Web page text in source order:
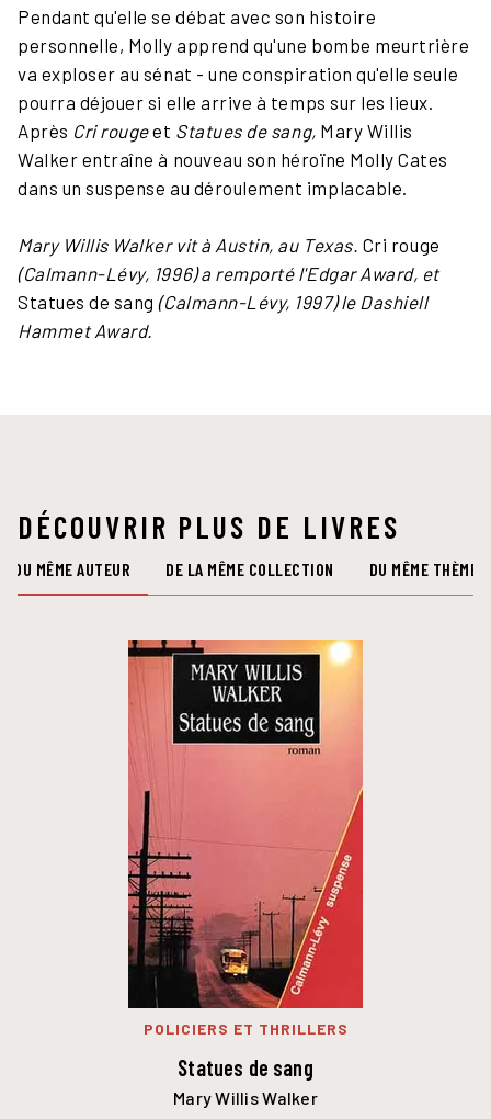
Pendant qu'elle se débat avec son histoire
personnelle, Molly apprend qu'une bombe meurtrière
va exploser au sénat - une conspiration qu'elle seule
pourra déjouer si elle arrive à temps sur les lieux.
Après Cri rougeet Statues de sang, Mary Willis
Walker entraîne à nouveau son héroïne Molly Cates
dans un suspense au déroulement implacable.
Mary Willis Walker vit à Austin, au Texas. Cri rouge
(Calmann-Lévy, 1996) a remporté l'Edgar Award, et
Statues de sang(Calmann-Lévy, 1997) le Dashiell
Hammet Award.
DÉCOUVRIR PLUS DE LIVRES
DU MÊME AUTEUR DE LA MÊME COLLECTION DU MÊME THÈME
POLICIERS ET THRILLERS
Statues de sang
Mary Willis Walker